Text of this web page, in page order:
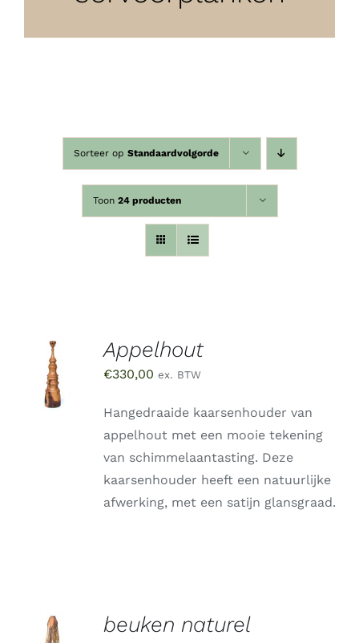
Sorteer op Standaardvolgorde
Toon 24 producten
TOEVOEGEN
AAN
WINKELWAGEN
/
DETAILS
Appelhout
€330,00 ex. BTW
Hangedraaide kaarsenhouder van
appelhout met een mooie tekening
van schimmelaantasting. Deze
kaarsenhouder heeft een natuurlijke
afwerking, met een satijn glansgraad.
TOEVOEGEN
AAN
beuken naturel